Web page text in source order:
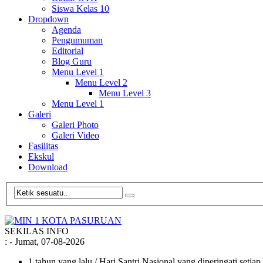
Siswa Kelas 10
Dropdown
Agenda
Pengumuman
Editorial
Blog Guru
Menu Level 1
Menu Level 2
Menu Level 3
Menu Level 1
Galeri
Galeri Photo
Galeri Video
Fasilitas
Ekskul
Download
SEKILAS INFO
: - Jumat, 07-08-2026